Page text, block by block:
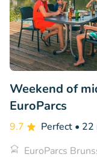
Weekend of
EuroParcs
9.7 Perfect •
EuroParcs